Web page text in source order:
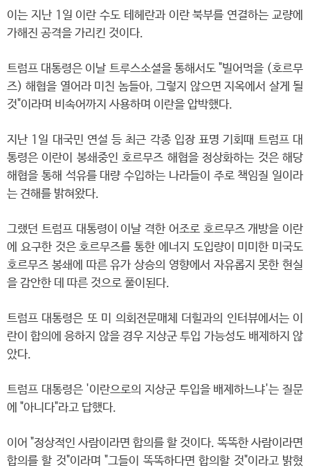
이는 지난 1일 이란 수도 테헤란과 이란 북부를 연결하는 교량에
가해진 공격을 가리킨 것이다.
트럼프 대통령은 이날 트루스소셜을 통해서도 "빌어먹을 (호르무
즈) 해협을 열어라 미친 놈들아, 그렇지 않으면 지옥에서 살게 될
것"이라며 비속어까지 사용하며 이란을 압박했다.
지난 1일 대국민 연설 등 최근 각종 입장 표명 기회때 트럼프 대
통령은 이란이 봉쇄중인 호르무즈 해협을 정상화하는 것은 해당
해협을 통해 석유를 대량 수입하는 나라들이 주로 책임질 일이라
는 견해를 밝혀왔다.
그랬던 트럼프 대통령이 이날 격한 어조로 호르무즈 개방을 이란
에 요구한 것은 호르무즈를 통한 에너지 도입량이 미미한 미국도
호르무즈 봉쇄에 따른 유가 상승의 영향에서 자유롭지 못한 현실
을 감안한 데 따른 것으로 풀이된다.
트럼프 대통령은 또 미 의회전문매체 더힐과의 인터뷰에서는 이
란이 합의에 응하지 않을 경우 지상군 투입 가능성도 배제하지 않
았다.
트럼프 대통령은 '이란으로의 지상군 투입을 배제하느냐'는 질문
에 "아니다"라고 답했다.
이어 "정상적인 사람이라면 합의를 할 것이다. 똑똑한 사람이라면
합의를 할 것"이라며 "그들이 똑똑하다면 합의할 것"이라고 밝혔